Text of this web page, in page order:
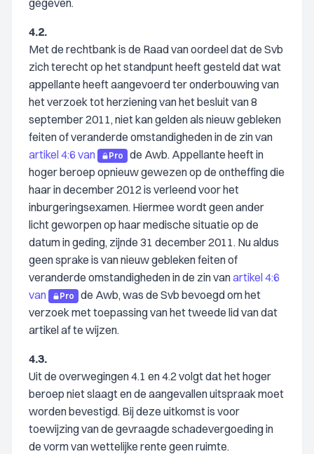
gegeven.
4.2.
Met de rechtbank is de Raad van oordeel dat de Svb
zich terecht op het standpunt heeft gesteld dat wat
appellante heeft aangevoerd ter onderbouwing van
het verzoek tot herziening van het besluit van 8
september 2011, niet kan gelden als nieuw gebleken
feiten of veranderde omstandigheden in de zin van
artikel 4:6 van
Pro
de Awb. Appellante heeft in
hoger beroep opnieuw gewezen op de ontheffing die
haar in december 2012 is verleend voor het
inburgeringsexamen. Hiermee wordt geen ander
licht geworpen op haar medische situatie op de
datum in geding, zijnde 31 december 2011. Nu aldus
geen sprake is van nieuw gebleken feiten of
veranderde omstandigheden in de zin vanartikel 4:6
van
Pro
de Awb, was de Svb bevoegd om het
verzoek met toepassing van het tweede lid van dat
artikel af te wijzen.
4.3.
Uit de overwegingen 4.1 en 4.2 volgt dat het hoger
beroep niet slaagt en de aangevallen uitspraak moet
worden bevestigd. Bij deze uitkomst is voor
toewijzing van de gevraagde schadevergoeding in
de vorm van wettelijke rente geen ruimte.